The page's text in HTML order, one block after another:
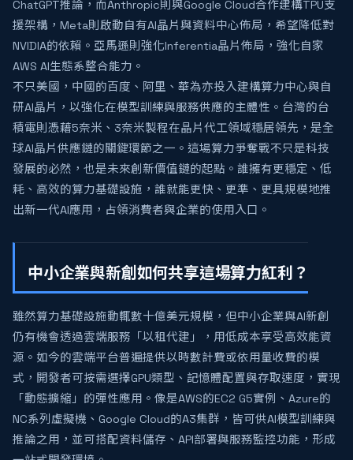
ChatGPT推論，而Anthropic則與Google Cloud合作建構TPU支
援架構，Meta則啟動自有AI晶片與資料中心佈局，希望降低對
NVIDIA的依賴。亞馬遜則強化Inferentia晶片佈局，強化自家
AWS AI生態系整合能力。
不只美國，中國的百度、阿里、華為亦投入建構算力中心與自
研AI晶片，以強化在模型訓練與服務供應的主體性。台灣的台
積電則憑藉5奈米、3奈米製程在晶片代工領域穩居領先，是全
球AI晶片供應鏈的關鍵環節之一。這場算力爭奪戰不只是科技
發展的必然，也是未來創新價值鏈的起點。誰擁有更穩定、低
耗、高效的算力基礎設施，誰就能更快、更準、更具規模地推
出新一代AI應用，占領消費者與企業的使用入口。
中小企業與新創如何共享這場算力紅利？
雖然算力基礎設施動輒數十億美元規模，但中小企業與AI新創
仍有機會透過雲端服務「以租代建」，用低成本享受高效能資
源。如今的雲端平台普遍提供以時數計費或依用量收費的模
式，開發者可按需選擇GPU類型、記憶體配置與存取速度，實現
「動態擴縮」的彈性應用。像是AWS的EC2 G5實例、Azure的
NC系列虛擬機、Google Cloud的A3集群，皆可供AI模型訓練與
推論之用，並可搭配資料儲存、API部署與服務監控功能，形成